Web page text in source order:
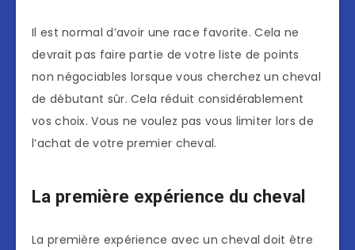
Il est normal d’avoir une race favorite. Cela ne
devrait pas faire partie de votre liste de points
non négociables lorsque vous cherchez un cheval
de débutant sûr. Cela réduit considérablement
vos choix. Vous ne voulez pas vous limiter lors de
l’achat de votre premier cheval.
La première expérience du cheval
La première expérience avec un cheval doit être